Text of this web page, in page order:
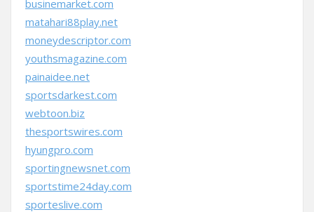
businemarket.com
matahari88play.net
moneydescriptor.com
youthsmagazine.com
painaidee.net
sportsdarkest.com
webtoon.biz
thesportswires.com
hyungpro.com
sportingnewsnet.com
sportstime24day.com
sporteslive.com